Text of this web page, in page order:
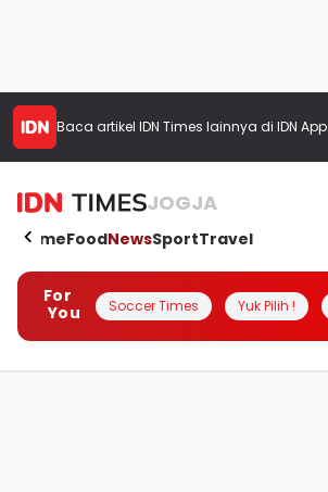
Baca artikel IDN Times lainnya di IDN App
JOGJA
HomeFoodNewsSportTravel
For
You
Soccer Times Yuk Pilih !